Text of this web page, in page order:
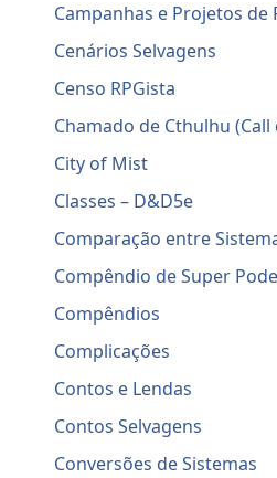
Campanhas e Projetos de
Cenários Selvagens
Censo RPGista
Chamado de Cthulhu
City of Mist
Classes – D&D5e
Comparação entre
Compêndio de Super
Compêndios
Complicações
Contos e Lendas
Contos Selvagens
Conversões de Sistemas